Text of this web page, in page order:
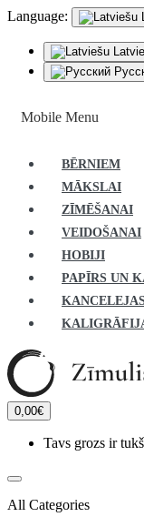
Language:
Mobile Menu
BĒRNIEM
MĀKSLAI
ZĪMĒŠANAI
VEIDOŠANAI
HOBIJI
PAPĪRS UN
0,00€
Tavs grozs ir
All Categories